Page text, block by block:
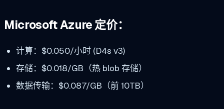
Microsoft Azure 定价：
计算：$0.050/小时 (D4s v3)
存储：$0.018/GB（热 blob 存储）
数据传输：$0.087/GB（前 10TB）